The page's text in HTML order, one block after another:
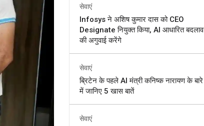
सेवाएं
Infosys ने अशिष कुमार दास को CEO
Designate नियुक्त किया, AI आधारित बदलाव
की अगुवाई करेंगे
सेवाएं
ब्रिटेन के पहले AI मंत्री कनिष्क नारायण के बारे
में जानिए 5 खास बातें
सेवाएं